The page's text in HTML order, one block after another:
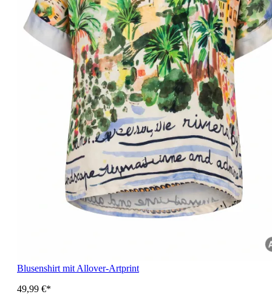
Blusenshirt mit Allover-Artprint
49,99 €*